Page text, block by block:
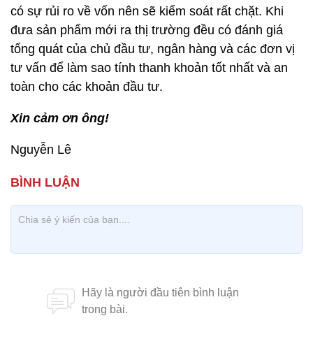
có sự rủi ro về vốn nên sẽ kiểm soát rất chặt. Khi
đưa sản phẩm mới ra thị trường đều có đánh giá
tổng quát của chủ đầu tư, ngân hàng và các đơn vị
tư vấn để làm sao tính thanh khoản tốt nhất và an
toàn cho các khoản đầu tư.
Xin cảm ơn ông!
Nguyễn Lê